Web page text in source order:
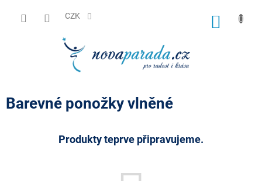
CZK
Barevné ponožky vlněné
Produkty teprve připravujeme.